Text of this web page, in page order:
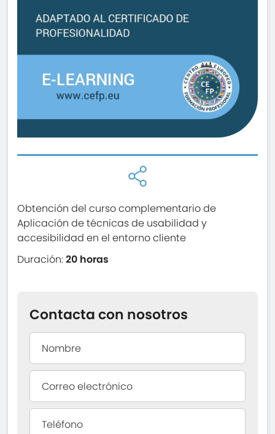
Obtención del curso complementario de
Aplicación de técnicas de usabilidad y
accesibilidad en el entorno cliente
Duración:20 horas
Contacta con nosotros